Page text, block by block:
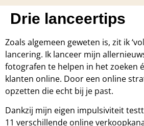
Drie lanceertips
Zoals algemeen geweten is, zit ik
lancering. Ik lanceer mijn
fotografen te helpen in het zoeken
klanten online. Door een online
opzetten die echt bij je past.
Dankzij mijn eigen impulsiviteit
11 verschillende online